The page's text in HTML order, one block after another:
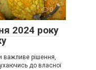
0
2024 року
важливе рішення,
до власної